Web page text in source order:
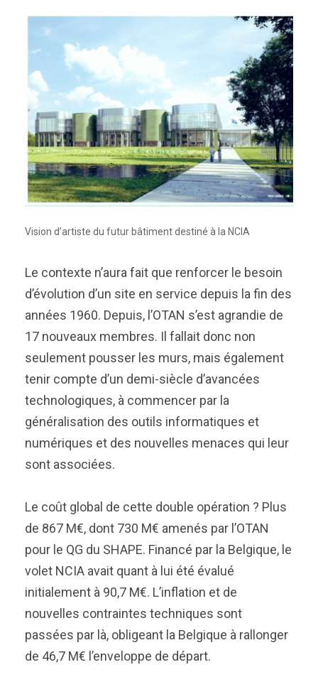
Vision d’artiste du futur bâtiment destiné à la NCIA
Le contexte n’aura fait que renforcer le besoin
d’évolution d’un site en service depuis la fin des
années 1960. Depuis, l’OTAN s’est agrandie de
17 nouveaux membres. Il fallait donc non
seulement pousser les murs, mais également
tenir compte d’un demi-siècle d’avancées
technologiques, à commencer par la
généralisation des outils informatiques et
numériques et des nouvelles menaces qui leur
sont associées.
Le coût global de cette double opération ? Plus
de 867 M€, dont 730 M€ amenés par l’OTAN
pour le QG du SHAPE. Financé par la Belgique, le
volet NCIA avait quant à lui été évalué
initialement à 90,7 M€. L’inflation et de
nouvelles contraintes techniques sont
passées par là, obligeant la Belgique à rallonger
de 46,7 M€ l’enveloppe de départ.